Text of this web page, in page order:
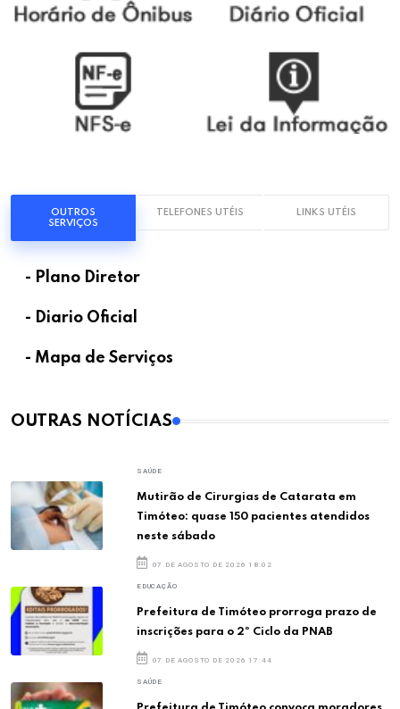
OUTROS
SERVIÇOS
TELEFONES UTÉIS LINKS UTÉIS
- Plano Diretor
- Diario Oficial
- Mapa de Serviços
OUTRAS NOTÍCIAS
SAÚDE
Mutirão de Cirurgias de Catarata em
Timóteo: quase 150 pacientes atendidos
neste sábado
07 DE AGOSTO DE 2026 18:02
EDUCAÇÃO
Prefeitura de Timóteo prorroga prazo de
inscrições para o 2º Ciclo da PNAB
07 DE AGOSTO DE 2026 17:44
SAÚDE